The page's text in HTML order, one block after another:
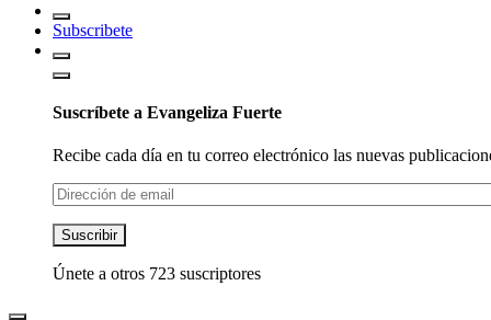
Subscribete
Suscríbete a Evangeliza Fuerte
Recibe cada día en tu correo electrónico las nuevas
Dirección
de
email
Suscribir
Únete a otros 723 suscriptores